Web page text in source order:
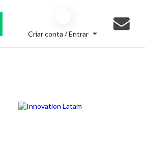
Criar conta / Entrar